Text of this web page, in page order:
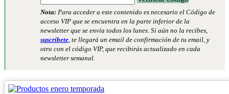
Nota: Para acceder a este contenido es necesario el Código de
acceso VIP que se encuentra en la parte inferior de la
newsletter que se envía todos los lunes. Si aún no la recibes,
suscríbete, te llegará un email de confirmación de tu email, y
otro con el código VIP, que recibirás actualizado en cada
newsletter semanal.